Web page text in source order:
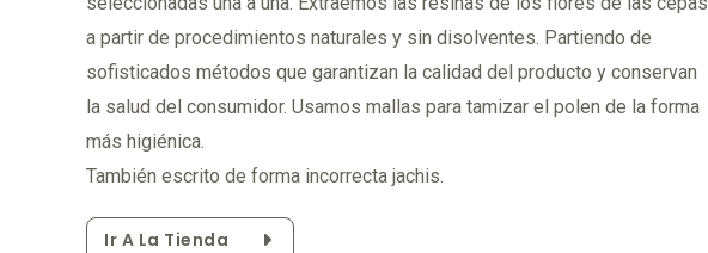
a partir de procedimientos naturales y sin disolventes. Partiendo de
sofisticados métodos que garantizan la calidad del producto y conservan
la salud del consumidor. Usamos mallas para tamizar el polen de la forma
más higiénica.
También escrito de forma incorrecta jachis.
Ir A La Tienda